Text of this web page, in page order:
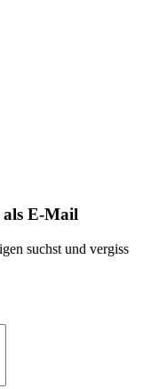
als E-Mail
suchst und vergiss